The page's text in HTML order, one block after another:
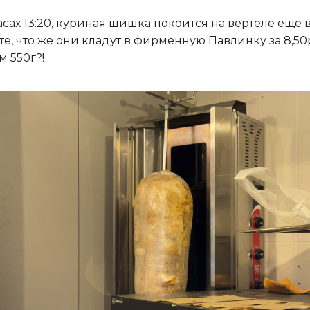
13:20, куриная шишка покоится на вертеле ещё
что же они кладут в фирменную Павлинку за
550г?!